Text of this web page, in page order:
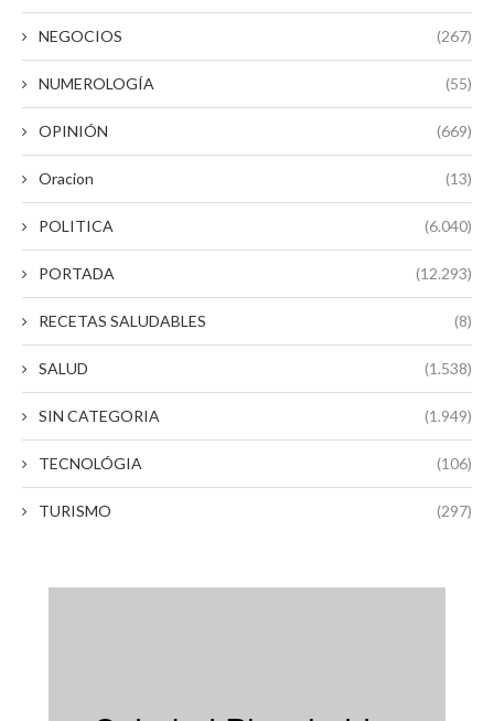
NEGOCIOS (267)
NUMEROLOGÍA (55)
OPINIÓN (669)
Oracion (13)
POLITICA (6.040)
PORTADA (12.293)
RECETAS SALUDABLES (8)
SALUD (1.538)
SIN CATEGORIA (1.949)
TECNOLÓGIA (106)
TURISMO (297)